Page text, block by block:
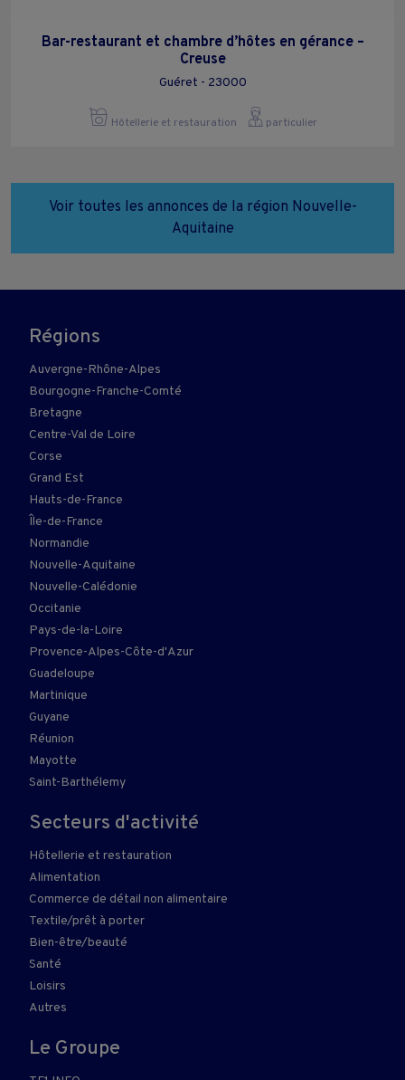
Bar-restaurant et chambre d’hôtes en gérance –
Creuse
Guéret - 23000
Hôtellerie et restauration particulier
Voir toutes les annonces de la région Nouvelle-
Aquitaine
Régions
Auvergne-Rhône-Alpes
Bourgogne-Franche-Comté
Bretagne
Centre-Val de Loire
Corse
Grand Est
Hauts-de-France
Île-de-France
Normandie
Nouvelle-Aquitaine
Nouvelle-Calédonie
Occitanie
Pays-de-la-Loire
Provence-Alpes-Côte-d'Azur
Guadeloupe
Martinique
Guyane
Réunion
Mayotte
Saint-Barthélemy
Secteurs d'activité
Hôtellerie et restauration
Alimentation
Commerce de détail non alimentaire
Textile/prêt à porter
Bien-être/beauté
Santé
Loisirs
Autres
Le Groupe